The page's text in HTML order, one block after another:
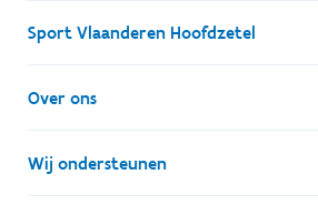
Sport Vlaanderen Hoofdzetel
Simon Bolivarlaan 17
1000 Brussel
Ondernemingsnummer: BE 0248.142.826
Over ons
Wie zijn we, wat doen we
Onze centra
Wij ondersteunen